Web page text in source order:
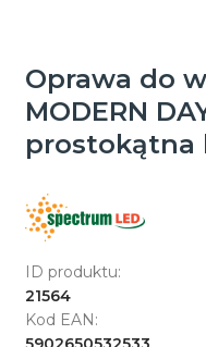
Oprawa do
MODERN
prostokątna
ID produktu:
21564
Kod EAN: